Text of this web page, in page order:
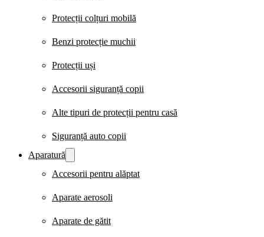
Protecții colțuri mobilă
Benzi protecție muchii
Protecții uși
Accesorii siguranță copii
Alte tipuri de protecții pentru casă
Siguranță auto copii
Aparatură
Accesorii pentru alăptat
Aparate aerosoli
Aparate de gătit